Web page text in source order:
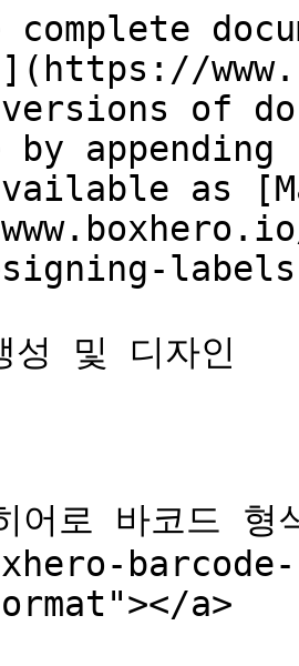
versions of
as
성 및 디자인
어로 바코드 형
a>